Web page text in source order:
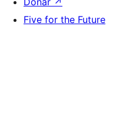
Five for the Future